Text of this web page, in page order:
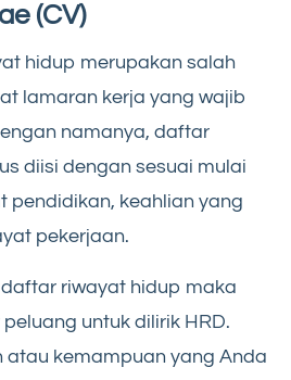
(CV)
hidup merupakan salah
lamaran kerja yang wajib
namanya, daftar
diisi dengan sesuai mulai
pendidikan, keahlian yang
pekerjaan.
riwayat hidup maka
untuk dilirik HRD.
atau kemampuan yang Anda